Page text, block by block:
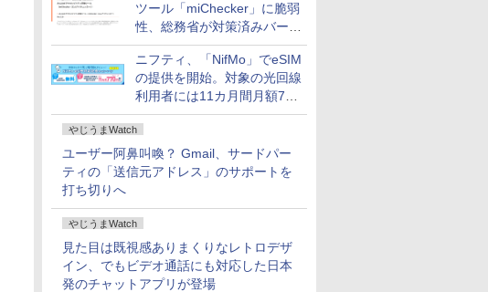
ツール「miChecker」に脆弱
性、総務省が対策済みバージ
ョンへの更新を呼び掛け
ニフティ、「NifMo」でeSIM
の提供を開始。対象の光回線
利用者には11カ月間月額770
円割引のキャンペーン
やじうまWatch
ユーザー阿鼻叫喚？ Gmail、サードパー
ティの「送信元アドレス」のサポートを
打ち切りへ
やじうまWatch
見た目は既視感ありまくりなレトロデザ
イン、でもビデオ通話にも対応した日本
発のチャットアプリが登場